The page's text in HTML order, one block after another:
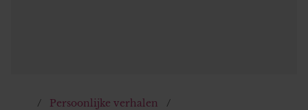
Persoonlijke verhalen